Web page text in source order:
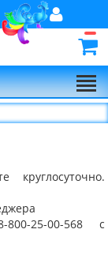
круглосуточно.
25-00-568 с